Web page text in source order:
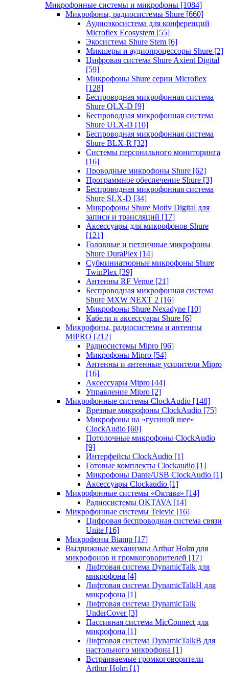
Микрофонные системы и микрофоны [1084]
Микрофоны, радиосистемы Shure [660]
Аудиоэкосистема для конференций
Microflex Ecosystem [55]
Экосистема Shure Stem [6]
Микшеры и аудиопроцессоры Shure [2]
Цифровая система Shure Axient Digital
[59]
Микрофоны Shure серии Microflex
[128]
Беспроводная микрофонная система
Shure QLX-D [9]
Беспроводная микрофонная система
Shure ULX-D [10]
Беспроводная микрофонная система
Shure BLX-R [32]
Системы персонального мониторинга
[16]
Проводные микрофоны Shure [62]
Программное обеспечение Shure [3]
Беспроводная микрофонная система
Shure SLX-D [34]
Микрофоны Shure Motiv Digital для
записи и трансляций [17]
Аксессуары для микрофонов Shure
[121]
Головные и петличные микрофоны
Shure DuraPlex [14]
Субминиатюрные микрофоны Shure
TwinPlex [39]
Антенны RF Venue [21]
Беспроводная микрофонная система
Shure MXW NEXT 2 [16]
Микрофоны Shure Nexadyne [10]
Кабели и аксессуары Shure [6]
Микрофоны, радиосистемы и антенны
MIPRO [212]
Радиосистемы Mipro [96]
Микрофоны Mipro [54]
Антенны и антенные усилители Mipro
[16]
Аксессуары Mipro [44]
Управление Mipro [2]
Микрофонные системы ClockAudio [148]
Врезные микрофоны ClockAudio [75]
Микрофоны на «гусиной шее»
ClockAudio [60]
Потолочные микрофоны ClockAudio
[9]
Интерфейсы ClockAudio [1]
Готовые комплекты Clockaudio [1]
Микрофоны Dante/USB ClockAudio [1]
Аксессуары Clockaudio [1]
Микрофонные системы «Октава» [14]
Радиосистемы OKTAVA [14]
Микрофонные системы Televic [16]
Цифровая беспроводная система связи
Unite [16]
Микрофоны Biamp [17]
Выдвижные механизмы Arthur Holm для
микрофонов и громкоговорителей [17]
Лифтовая система DynamicTalk для
микрофона [4]
Лифтовая система DynamicTalkH для
микрофона [1]
Лифтовая система DynamicTalk
UnderCover [3]
Пассивная система MicConnect для
микрофона [1]
Лифтовая система DynamicTalkB для
настольного микрофона [1]
Встраиваемые громкоговорители
Arthur Holm [1]